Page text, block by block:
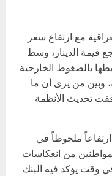
مع ارتفاع سعر
قيمة الدينار، وسط
بالضغوط الخارجية
وبين من يرى أن ما
تحديث الأنظمة
ملحوظاً في
من انعكاسات
وقت يؤكد فيه البنك